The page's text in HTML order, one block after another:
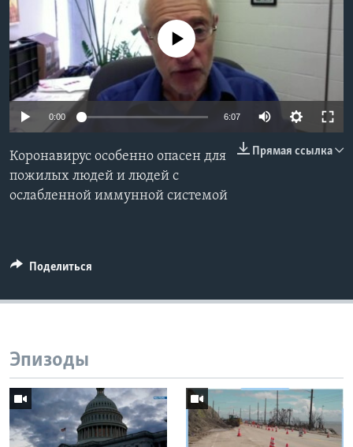
Learning English
СОЦИАЛЬНЫЕ СЕТИ
No media source currently available
0:00 6:07
Прямая ссылка
Коронавирус особенно опасен для
пожилых людей и людей с
ослабленной иммунной системой
Поделиться
Эпизоды